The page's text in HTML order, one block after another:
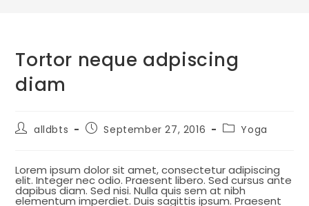
Tortor neque adpiscing
diam
alldbts September 27, 2016 Yoga
Lorem ipsum dolor sit amet, consectetur adipiscing
elit. Integer nec odio. Praesent libero. Sed cursus ante
dapibus diam. Sed nisi. Nulla quis sem at nibh
elementum imperdiet. Duis sagittis ipsum. Praesent